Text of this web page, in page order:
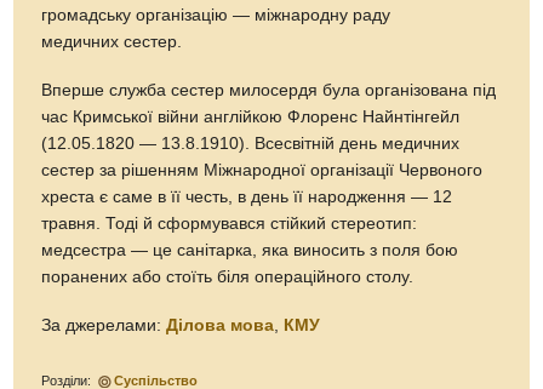
громадську організацію — міжнародну раду
медичних сестер.
Вперше служба сестер милосердя була організована під
час Кримської війни англійкою Флоренс Найнтінгейл
(12.05.1820 — 13.8.1910). Всесвітній день медичних
сестер за рішенням Міжнародної організації Червоного
хреста є саме в її честь, в день її народження — 12
травня. Тоді й сформувався стійкий стереотип:
медсестра — це санітарка, яка виносить з поля бою
поранених або стоїть біля операційного столу.
За джерелами:Ділова мова, КМУ
Розділи: Суспільство